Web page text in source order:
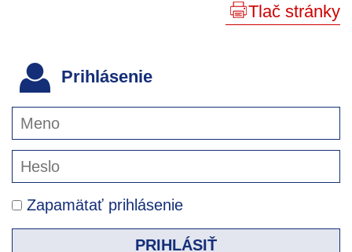
Tlač stránky
Prihlásenie
Zapamätať prihlásenie
PRIHLÁSIŤ